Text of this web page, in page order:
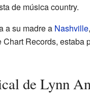
de música country.
a su madre a Nashville
Records, estaba
de Lynn